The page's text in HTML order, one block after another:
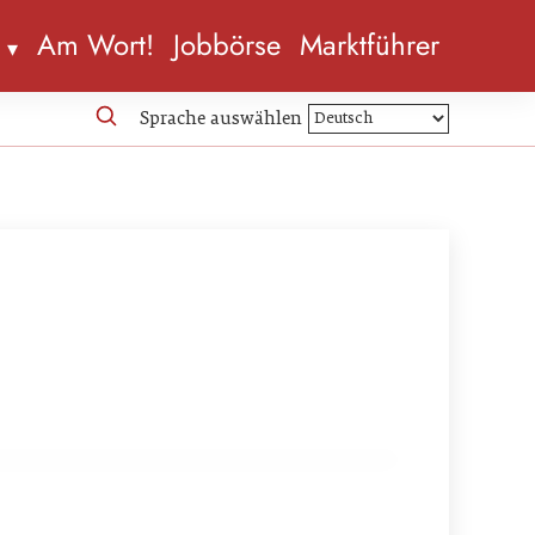
Am Wort! Jobbörse Marktführer
Sprache auswählen